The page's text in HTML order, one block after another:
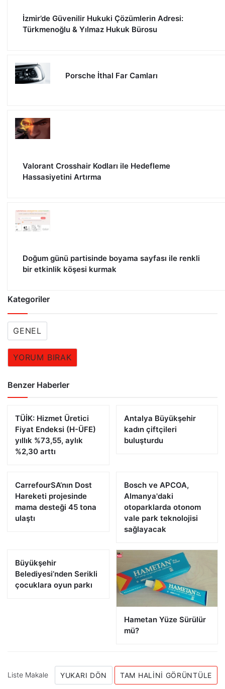
İzmir’de Güvenilir Hukuki Çözümlerin Adresi:
Türkmenoğlu & Yılmaz Hukuk Bürosu
Porsche İthal Far Camları
Valorant Crosshair Kodları ile Hedefleme
Hassasiyetini Artırma
Doğum günü partisinde boyama sayfası ile renkli
bir etkinlik köşesi kurmak
Kategoriler
GENEL
YORUM BIRAK
Benzer Haberler
TÜİK: Hizmet Üretici
Fiyat Endeksi (H-ÜFE)
yıllık %73,55, aylık
%2,30 arttı
Antalya Büyükşehir
kadın çiftçileri
buluşturdu
CarrefourSA’nın Dost
Hareketi projesinde
mama desteği 45 tona
ulaştı
Bosch ve APCOA,
Almanya'daki
otoparklarda otonom
vale park teknolojisi
sağlayacak
Büyükşehir
Belediyesi’nden Serikli
çocuklara oyun parkı
Hametan Yüze Sürülür
mü?
Liste Makale YUKARI DÖN TAM HALINI GÖRÜNTÜLE